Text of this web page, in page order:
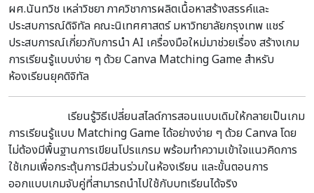
ผศ.นันทวิช เหล่าวิชยา ภาควิชาการผลิตเนื้อหาสร้างสรรค์และ
ประสบการณ์ดิจิทัล คณะนิเทศศาสตร์ มหาวิทยาลัยกรุงเทพ แชร์
ประสบการณ์เกี่ยวกับการนำ AI เครื่องมือใหม่มาช่วยเรื่อง สร้างเกม
การเรียนรู้แบบง่าย ๆ ด้วย Canva Matching Game สำหรับ
ห้องเรียนยุคดิจิทัล
เรียนรู้วิธีเปลี่ยนสไลด์การสอนแบบเดิมให้กลายเป็นเกม
การเรียนรู้แบบ Matching Game ได้อย่างง่าย ๆ ด้วย Canva โดย
ไม่ต้องมีพื้นฐานการเขียนโปรแกรม พร้อมทำความเข้าใจแนวคิดการ
ใช้เกมเพื่อกระตุ้นการมีส่วนร่วมในห้องเรียน และขั้นตอนการ
ออกแบบเกมจับคู่ที่สามารถนำไปใช้กับบทเรียนได้จริง